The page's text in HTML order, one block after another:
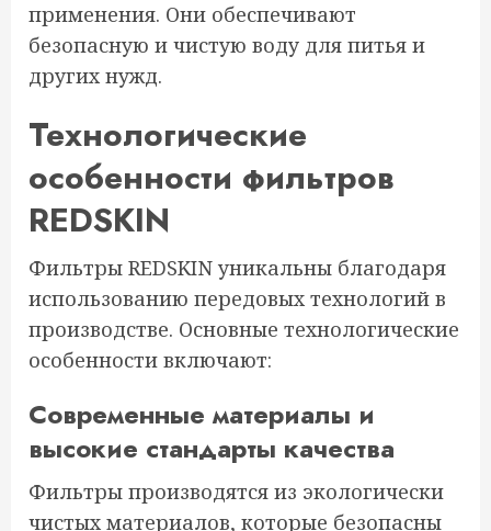
применения. Они обеспечивают
безопасную и чистую воду для питья и
других нужд.
Технологические
особенности фильтров
REDSKIN
Фильтры REDSKIN уникальны благодаря
использованию передовых технологий в
производстве. Основные технологические
особенности включают:
Современные материалы и
высокие стандарты качества
Фильтры производятся из экологически
чистых материалов, которые безопасны